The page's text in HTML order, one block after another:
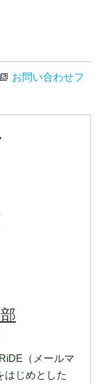
お問い合わせフ
（メールマ
はじめとした